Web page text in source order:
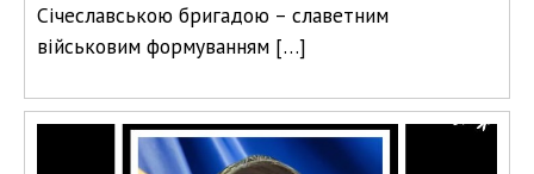
Січеславською бригадою – славетним
військовим формуванням […]